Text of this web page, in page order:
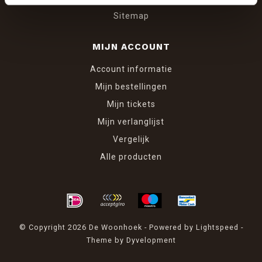
Sitemap
MIJN ACCOUNT
Account informatie
Mijn bestellingen
Mijn tickets
Mijn verlanglijst
Vergelijk
Alle producten
© Copyright 2026 De Woonhoek - Powered by Lightspeed -
Theme by Dyvelopment